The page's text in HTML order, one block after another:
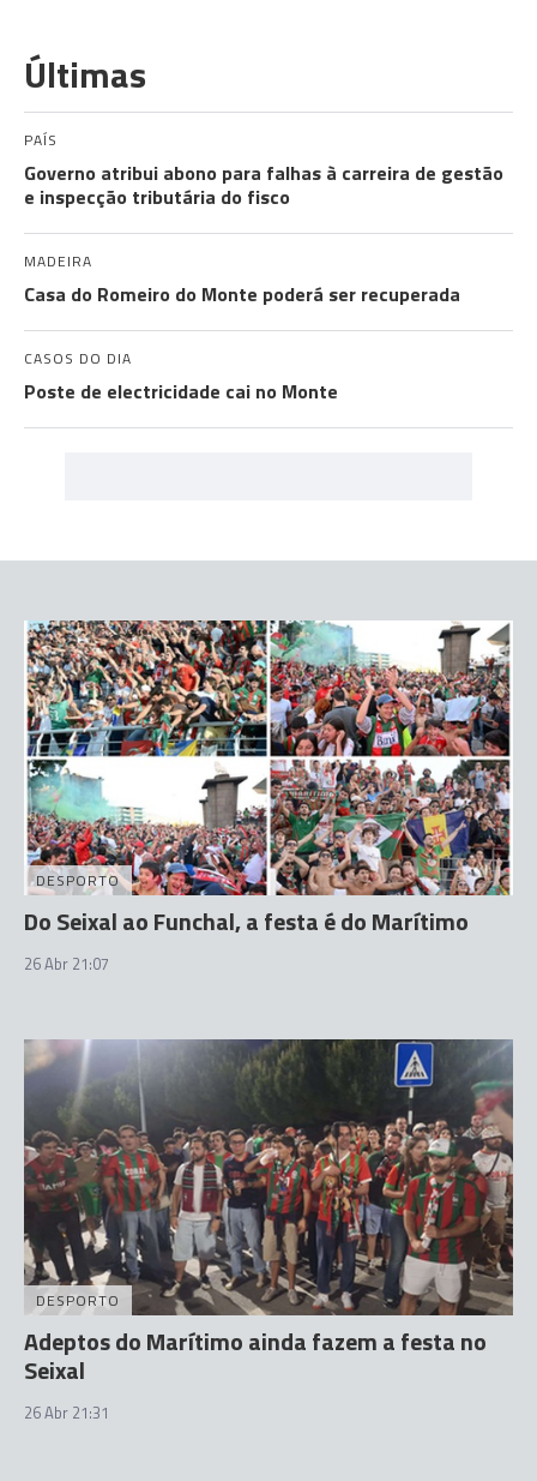
Últimas
PAÍS
Governo atribui abono para falhas à carreira de gestão
e inspecção tributária do fisco
MADEIRA
Casa do Romeiro do Monte poderá ser recuperada
CASOS DO DIA
Poste de electricidade cai no Monte
DESPORTO
Do Seixal ao Funchal, a festa é do Marítimo
26 Abr 21:07
DESPORTO
Adeptos do Marítimo ainda fazem a festa no
Seixal
26 Abr 21:31